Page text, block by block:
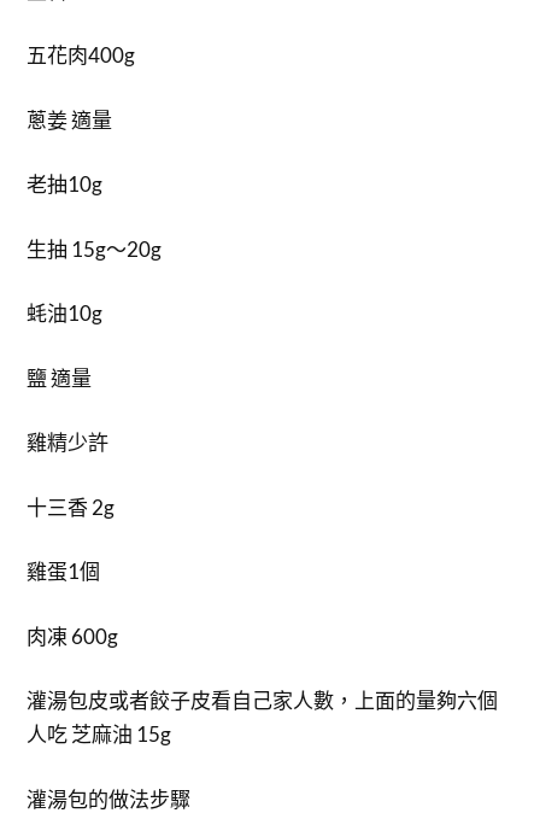
五花肉400g
蔥姜 適量
老抽10g
生抽 15g～20g
蚝油10g
鹽 適量
雞精少許
十三香 2g
雞蛋1個
肉凍 600g
灌湯包皮或者餃子皮看自己家人數，上面的量夠六個
人吃 芝麻油 15g
灌湯包的做法步驟